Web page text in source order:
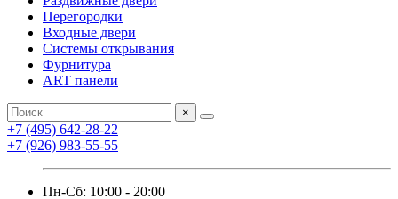
Перегородки
Входные двери
Системы открывания
Фурнитура
ART панели
×
+7 (495) 642-28-22
+7 (926) 983-55-55
Пн-Сб: 10:00 - 20:00